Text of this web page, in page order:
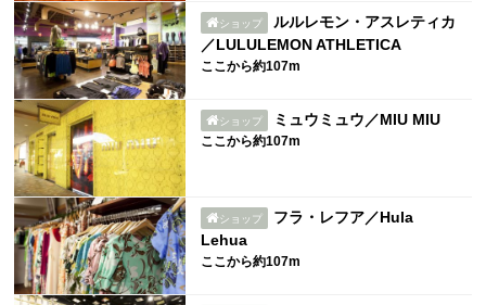
ショップ
ルルレモン・アスレティカ
／LULULEMON ATHLETICA
ここから約107m
ショップ ミュウミュウ／MIU MIU
ここから約107m
ショップ
フラ・レフア／Hula
Lehua
ここから約107m